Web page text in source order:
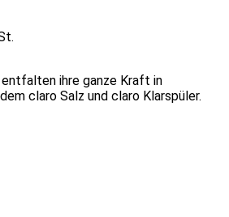
entfalten ihre ganze Kraft in
claro Salz und claro Klarspüler.